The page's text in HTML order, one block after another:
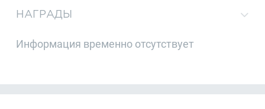
НАГРАДЫ
Информация временно отсутствует